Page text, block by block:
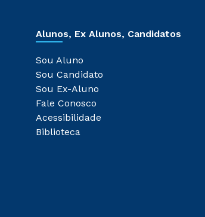
Alunos, Ex Alunos, Candidatos
Sou Aluno
Sou Candidato
Sou Ex-Aluno
Fale Conosco
Acessibilidade
Biblioteca